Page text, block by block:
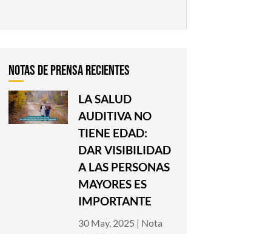
LA SALUD
AUDITIVA NO
TIENE EDAD:
DAR VISIBILIDAD
A LAS PERSONAS
MAYORES ES
IMPORTANTE
30 May, 2025 | Nota